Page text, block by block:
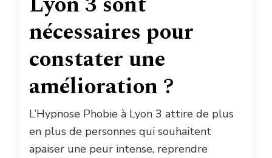
nécessaires pour
constater une
amélioration ?
L’Hypnose Phobie à Lyon 3 attire de plus
en plus de personnes qui souhaitent
apaiser une peur intense, reprendre